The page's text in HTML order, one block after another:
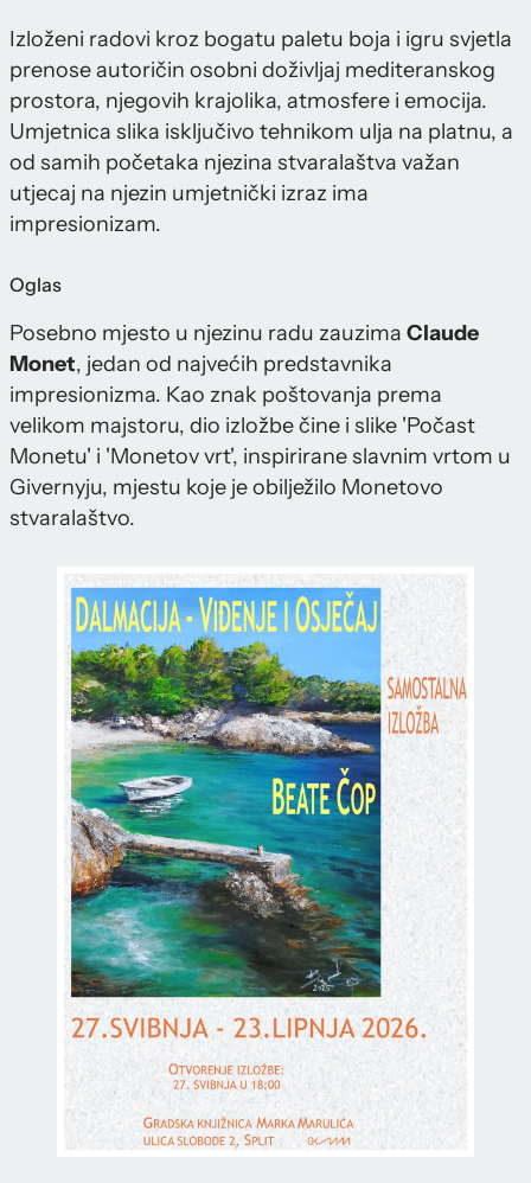
Izloženi radovi kroz bogatu paletu boja i igru svjetla
prenose autoričin osobni doživljaj mediteranskog
prostora, njegovih krajolika, atmosfere i emocija.
Umjetnica slika isključivo tehnikom ulja na platnu, a
od samih početaka njezina stvaralaštva važan
utjecaj na njezin umjetnički izraz ima
impresionizam.
Oglas
Posebno mjesto u njezinu radu zauzima Claude
Monet, jedan od najvećih predstavnika
impresionizma. Kao znak poštovanja prema
velikom majstoru, dio izložbe čine i slike 'Počast
Monetu' i 'Monetov vrt', inspirirane slavnim vrtom u
Givernyju, mjestu koje je obilježilo Monetovo
stvaralaštvo.